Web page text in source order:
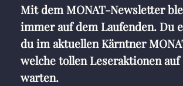
Mit dem MONAT-Newsletter
immer auf dem Laufenden. Du
du im aktuellen Kärntner
welche tollen Leseraktionen
warten.